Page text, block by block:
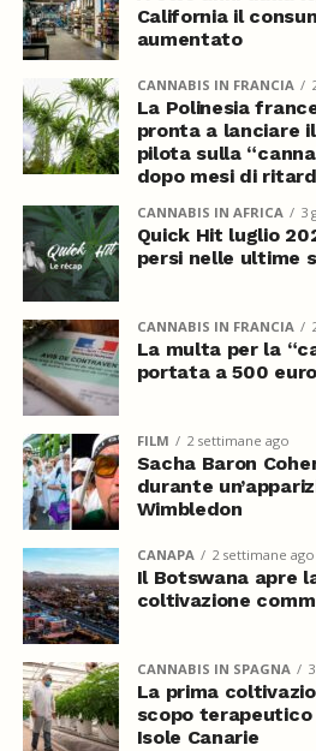
California il
aumentato
CANNABIS IN FRANCIA
La Polinesia
pronta a lanciare
pilota sulla
dopo mesi di
CANNABIS IN AFRICA 3
Quick Hit luglio
persi nelle ultime
CANNABIS IN FRANCIA
La multa per la
portata a 500
FILM 2 settimane ago
Sacha Baron
durante
Wimbledon
CANAPA 2 settimane ago
Il Botswana apre
coltivazione
CANNABIS IN SPAGNA
La prima
scopo
Isole Canarie